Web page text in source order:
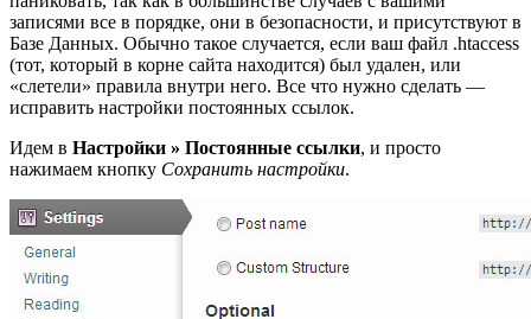
записями все в порядке, они в безопасности, и присутствуют в
Базе Данных. Обычно такое случается, если ваш файл .htaccess
(тот, который в корне сайта находится) был удален, или
«слетели» правила внутри него. Все что нужно сделать —
исправить настройки постоянных ссылок.
Идем в Настройки » Постоянные ссылки, и просто
нажимаем кнопку Сохранить настройки.